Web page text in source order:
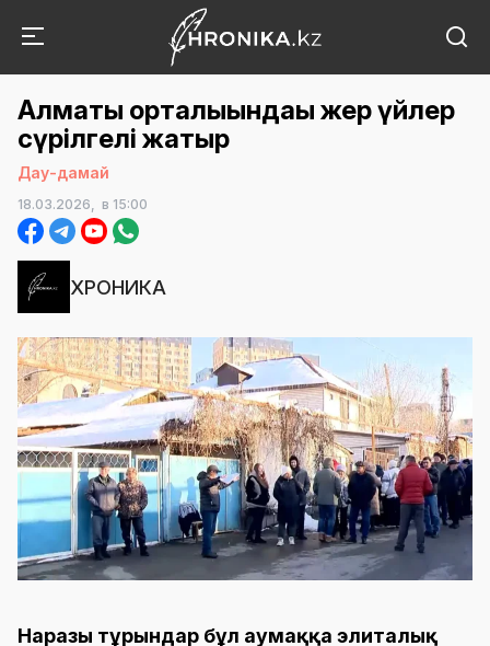
Алматы орталығындағы жер үйлер
сүрілгелі жатыр
Дау-дамай
18.03.2026, в 15:00
ХРОНИКА
Наразы тұрғындар бұл аумаққа элиталық